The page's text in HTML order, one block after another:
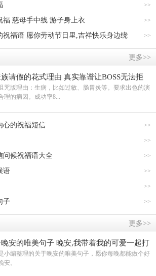
>>
>>
福 慈母手中线 游子身上衣
>>
祝福语 愿你劳动节日里,吉祥快乐身边绕
更多>>
族请假的花式理由 真实靠谱让BOSS无法拒
咒版理由：生病，比如过敏、肠胃炎等。要求出色的演
理的病因。成功率8...
>>
心的祝福短信
>>
>>
问候祝福语大全
>>
语
>>
>>
子
更多>>
安的唯美句子 晚安,我带着我的可爱一起打
小编整理的关于晚安的唯美句子，愿你每晚都能做个好
安。